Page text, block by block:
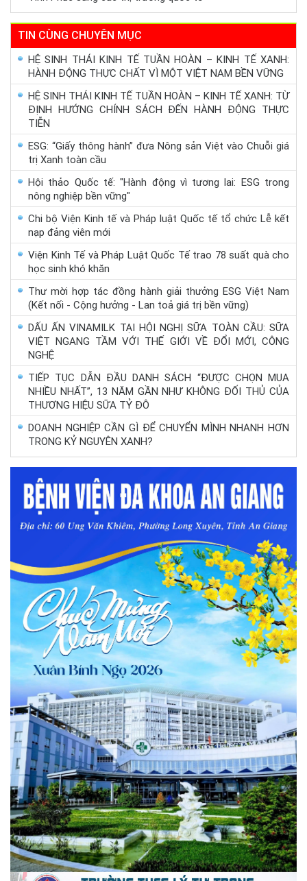
TIN CÙNG CHUYÊN MỤC
HỆ SINH THÁI KINH TẾ TUẦN HOÀN – KINH TẾ XANH:
HÀNH ĐỘNG THỰC CHẤT VÌ MỘT VIỆT NAM BỀN VỮNG
HỆ SINH THÁI KINH TẾ TUẦN HOÀN – KINH TẾ XANH: TỪ
ĐỊNH HƯỚNG CHÍNH SÁCH ĐẾN HÀNH ĐỘNG THỰC
TIỄN
ESG: “Giấy thông hành” đưa Nông sản Việt vào Chuỗi giá
trị Xanh toàn cầu
Hội thảo Quốc tế: "Hành động vì tương lai: ESG trong
nông nghiệp bền vững"
Chi bộ Viện Kinh tế và Pháp luật Quốc tế tổ chức Lễ kết
nạp đảng viên mới
Viện Kinh Tế và Pháp Luật Quốc Tế trao 78 suất quà cho
học sinh khó khăn
Thư mời hợp tác đồng hành giải thưởng ESG Việt Nam
(Kết nối - Cộng hưởng - Lan toả giá trị bền vững)
DẤU ẤN VINAMILK TẠI HỘI NGHỊ SỮA TOÀN CẦU: SỮA
VIỆT NGANG TẦM VỚI THẾ GIỚI VỀ ĐỔI MỚI, CÔNG
NGHỆ
TIẾP TỤC DẪN ĐẦU DANH SÁCH “ĐƯỢC CHỌN MUA
NHIỀU NHẤT”, 13 NĂM GẦN NHƯ KHÔNG ĐỐI THỦ CỦA
THƯƠNG HIỆU SỮA TỶ ĐÔ
DOANH NGHIỆP CẦN GÌ ĐỂ CHUYỂN MÌNH NHANH HƠN
TRONG KỶ NGUYÊN XANH?